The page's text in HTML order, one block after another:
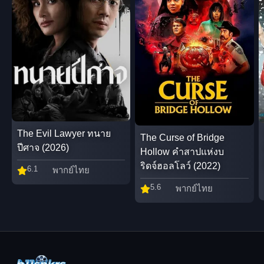
The Evil Lawyer ทนาย
ปีศาจ (2026)
6.1 พากย์ไทย
The Curse of Bridge
Hollow คำสาปแห่งบ
ริดจ์ฮอลโลว์ (2022)
5.6 พากย์ไทย